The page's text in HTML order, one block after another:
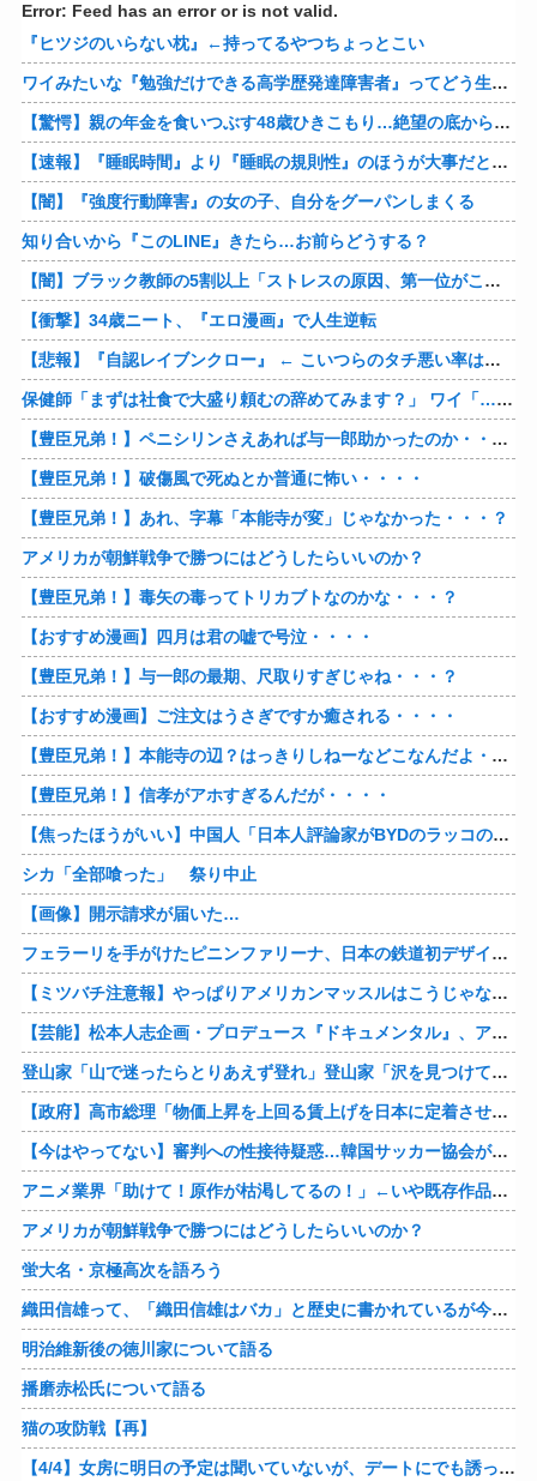
Error: Feed has an error or is not valid.
『ヒツジのいらない枕』←持ってるやつちょっとこい
ワイみたいな『勉強だけできる高学歴発達障害者』ってどう生きたらいいんや？
【驚愕】親の年金を食いつぶす48歳ひきこもり…絶望の底から家族を救ったのは『障害基礎年金』だった
【速報】『睡眠時間』より『睡眠の規則性』のほうが大事だと判明
【闇】『強度行動障害』の女の子、自分をグーパンしまくる
知り合いから『このLINE』きたら…お前らどうする？
【闇】ブラック教師の5割以上「ストレスの原因、第一位がこれ」
【衝撃】34歳ニート、『エロ漫画』で人生逆転
【悲報】『自認レイブンクロー』 ← こいつらのタチ悪い率は異常
保健師「まずは社食で大盛り頼むの辞めてみます？」 ワイ「…食っちゃいけないものを売ってるのか？」
【豊臣兄弟！】ペニシリンさえあれば与一郎助かったのか・・・？
【豊臣兄弟！】破傷風で死ぬとか普通に怖い・・・・
【豊臣兄弟！】あれ、字幕「本能寺が変」じゃなかった・・・？
アメリカが朝鮮戦争で勝つにはどうしたらいいのか？
【豊臣兄弟！】毒矢の毒ってトリカブトなのかな・・・？
【おすすめ漫画】四月は君の嘘で号泣・・・・
【豊臣兄弟！】与一郎の最期、尺取りすぎじゃね・・・？
【おすすめ漫画】ご注文はうさぎですか癒される・・・・
【豊臣兄弟！】本能寺の辺？はっきりしねーなどこなんだよ・・・・
【豊臣兄弟！】信孝がアホすぎるんだが・・・・
【焦ったほうがいい】中国人「日本人評論家がBYDのラッコの装備を褒めてるけど中国では基本的な装備やぞ…？」
シカ「全部喰った」 祭り中止
【画像】開示請求が届いた…
フェラーリを手がけたピニンファリーナ、日本の鉄道初デザイン。南海電鉄が新たな空港特急をなにわ筋線へ導入
【ミツバチ注意報】やっぱりアメリカンマッスルはこうじゃないとな・・・。ダッジが「直6ツインターボ、600馬力」の新型「チャージャー ”スーパービー”」を発表
【芸能】松本人志企画・プロデュース『ドキュメンタル』、アメリカで初の制作が決定
登山家「山で迷ったらとりあえず登れ」登山家「沢を見つけて下山しろ」←これ結局どっちが正解なの？
【政府】高市総理「物価上昇を上回る賃上げを日本に定着させる」 国家公務員月給3.51％増へ 人事院の勧告を受け
【今はやってない】審判への性接待疑惑…韓国サッカー協会が声明「現在は一切発生していない」
アニメ業界「助けて！原作が枯渇してるの！」←いや既存作品の2期やったら良いよね？
アメリカが朝鮮戦争で勝つにはどうしたらいいのか？
蛍大名・京極高次を語ろう
織田信雄って、「織田信雄はバカ」と歴史に書かれているが今まで家が残っているんでバカではないよな？
明治維新後の徳川家について語る
播磨赤松氏について語る
猫の攻防戦【再】
【4/4】女房に明日の予定は聞いていないが、デートにでも誘ってみる。多分断られるはずだ。間男と会うからね。はいはいどうぞ思う存分お楽しみください。そのうち地獄に落してやるわ！